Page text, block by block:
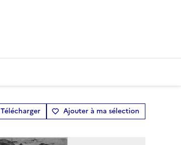
Télécharger Ajouter à ma sélection